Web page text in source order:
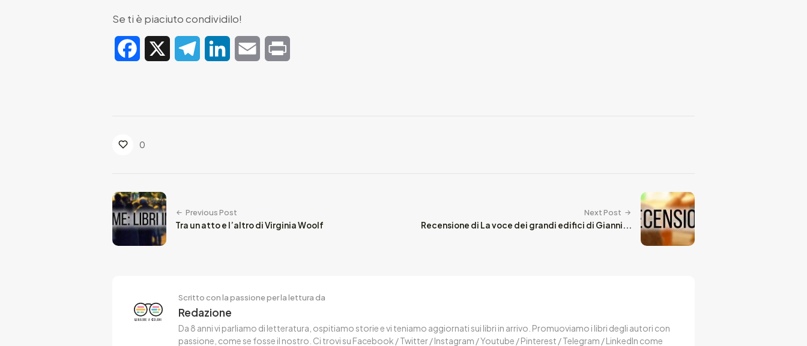
Se ti è piaciuto condividilo!
Facebook TelegramLinkedIn Email
0
Previous Post
Tra un atto e l’altro di Virginia Woolf
Next Post
Recensione di La voce dei grandi edifici di Gianni...
Scritto con la passione per la lettura da
Redazione
Da 8 anni vi parliamo di letteratura, ospitiamo storie e vi teniamo aggiornati sui libri in arrivo. Promuoviamo i libri degli autori con
passione, come se fosse il nostro. Ci trovi su Facebook / Twitter / Instagram / Youtube / Pinterest / Telegram / LinkedIn come